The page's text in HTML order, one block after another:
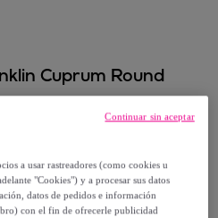
Cuprum Round
a usar rastreadores (como cookies u
"Cookies") y a procesar sus datos
datos de pedidos e información
con el fin de ofrecerle publicidad
Continuar sin aceptar